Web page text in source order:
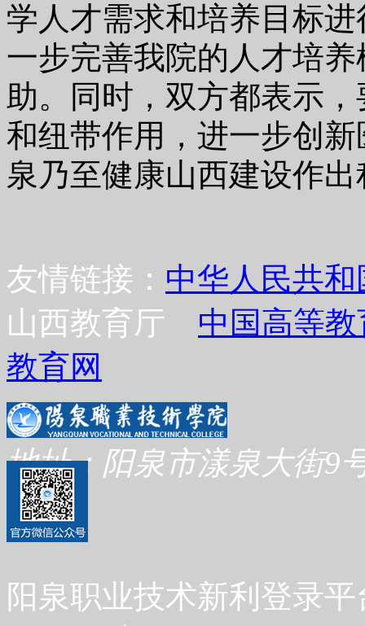
学人才需求和培养目标
一步完善我院的人才培
助。同时，双方都表示
和纽带作用，进一步创
泉乃至健康山西建设作
友情链接： 中华人民共
山西教育厅 中国高等
教育网
地址：阳泉市漾泉大街
阳泉职业技术新利登录